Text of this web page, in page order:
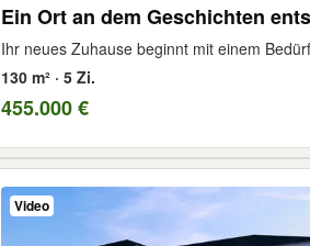
Ein Ort an dem Geschichten
Ihr neues Zuhause beginnt mit einem
130 m² · 5 Zi.
455.000 €
Video